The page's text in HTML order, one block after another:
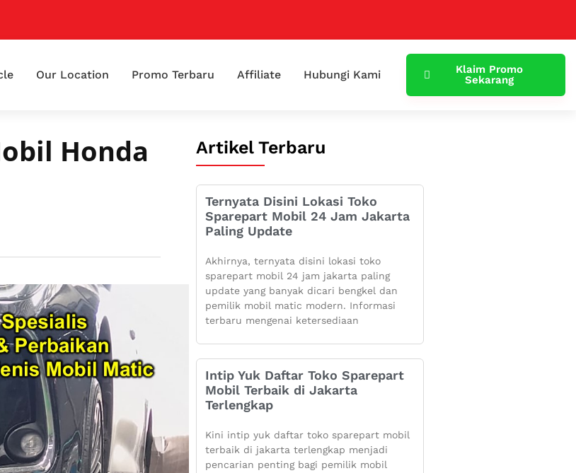
Our Location Promo Terbaru Affiliate Hubungi Kami
Klaim Promo
Sekarang
Honda
Artikel Terbaru
Ternyata Disini Lokasi Toko
Sparepart Mobil 24 Jam Jakarta
Paling Update
Akhirnya, ternyata disini lokasi toko
sparepart mobil 24 jam jakarta paling
update yang banyak dicari bengkel dan
pemilik mobil matic modern. Informasi
terbaru mengenai ketersediaan
Intip Yuk Daftar Toko Sparepart
Mobil Terbaik di Jakarta
Terlengkap
Kini intip yuk daftar toko sparepart mobil
terbaik di jakarta terlengkap menjadi
pencarian penting bagi pemilik mobil